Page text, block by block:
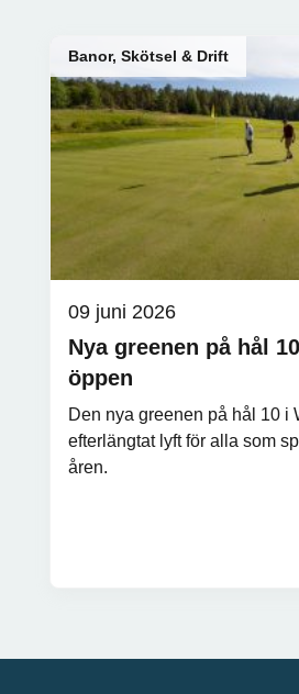
Banor, Skötsel & Drift
09 juni 2026
Nya greenen på hål
öppen
Den nya greenen på hål 10 i
efterlängtat lyft för alla som
åren.